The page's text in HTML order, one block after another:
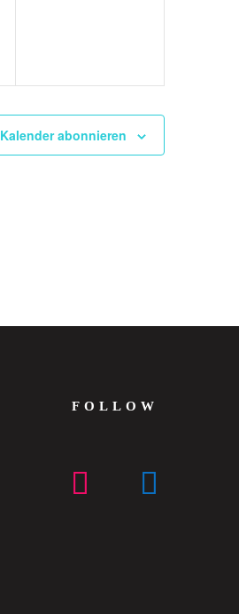
Kalender abonnieren
FOLLOW